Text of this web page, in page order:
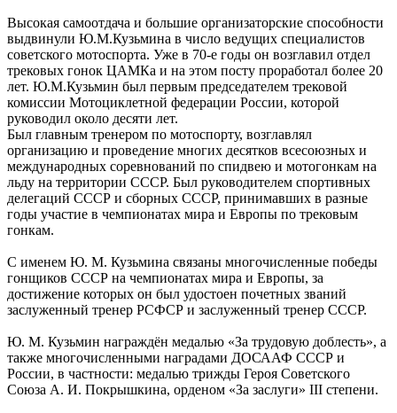
Высокая самоотдача и большие организаторские способности
выдвинули Ю.М.Кузьмина в число ведущих специалистов
советского мотоспорта. Уже в 70-е годы он возглавил отдел
трековых гонок ЦАМКа и на этом посту проработал более 20
лет. Ю.М.Кузьмин был первым председателем трековой
комиссии Мотоциклетной федерации России, которой
руководил около десяти лет.
Был главным тренером по мотоспорту, возглавлял
организацию и проведение многих десятков всесоюзных и
международных соревнований по спидвею и мотогонкам на
льду на территории СССР. Был руководителем спортивных
делегаций СССР и сборных СССР, принимавших в разные
годы участие в чемпионатах мира и Европы по трековым
гонкам.
С именем Ю. М. Кузьмина связаны многочисленные победы
гонщиков СССР на чемпионатах мира и Европы, за
достижение которых он был удостоен почетных званий
заслуженный тренер РСФСР и заслуженный тренер СССР.
Ю. М. Кузьмин награждён медалью «За трудовую доблесть», а
также многочисленными наградами ДОСААФ СССР и
России, в частности: медалью трижды Героя Советского
Союза А. И. Покрышкина, орденом «За заслуги» III степени.